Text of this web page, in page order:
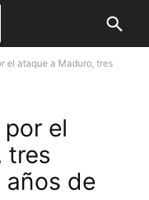
el ataque a Maduro, tres
el
tres
de